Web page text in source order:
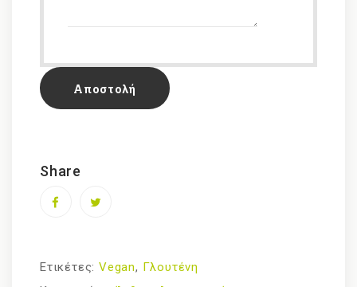
Share
Ετικέτες: Vegan, Γλουτένη